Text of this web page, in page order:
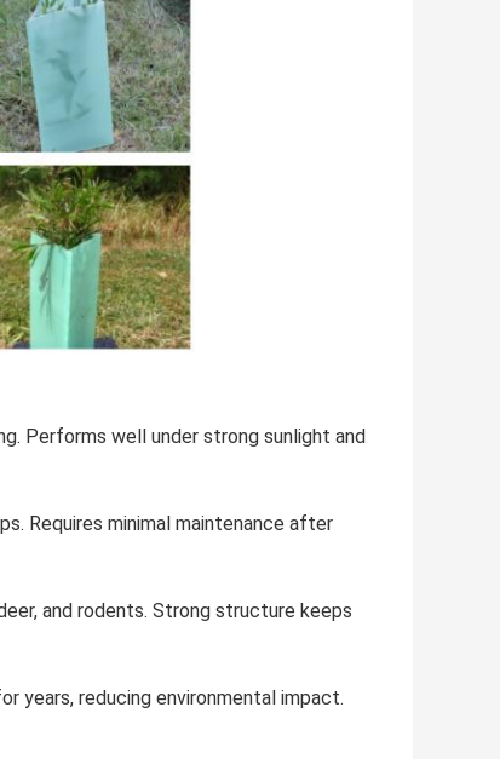
Performs well under strong sunlight and
Requires minimal maintenance after
and rodents. Strong structure keeps
years, reducing environmental impact.